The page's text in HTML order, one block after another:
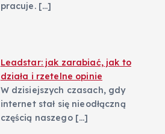
pracuje. […]
Leadstar: jak zarabiać, jak to
działa i rzetelne opinie
W dzisiejszych czasach, gdy
internet stał się nieodłączną
częścią naszego […]